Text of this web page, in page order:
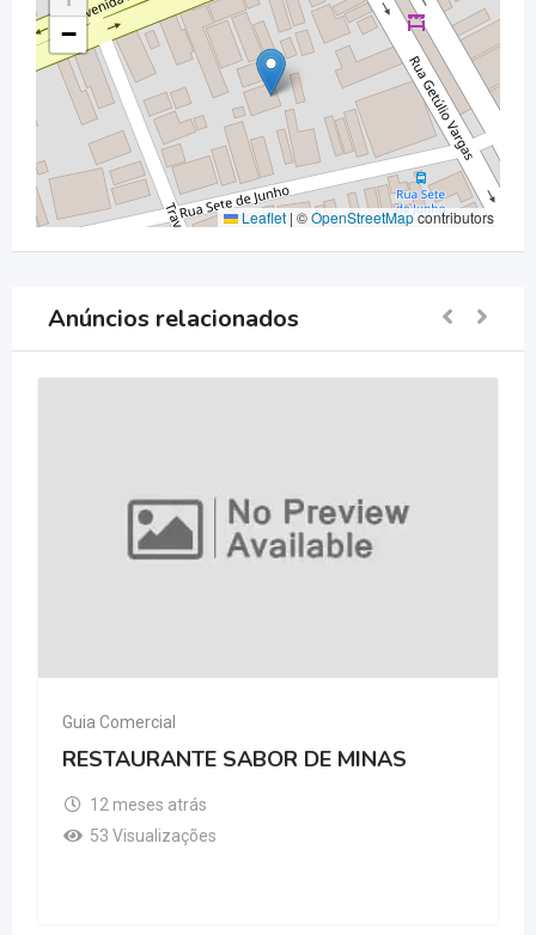
−
Leaflet | ©OpenStreetMapcontributors
Anúncios relacionados
Guia Comercial
RESTAURANTE SABOR DE MINAS
12 meses atrás
53 Visualizações